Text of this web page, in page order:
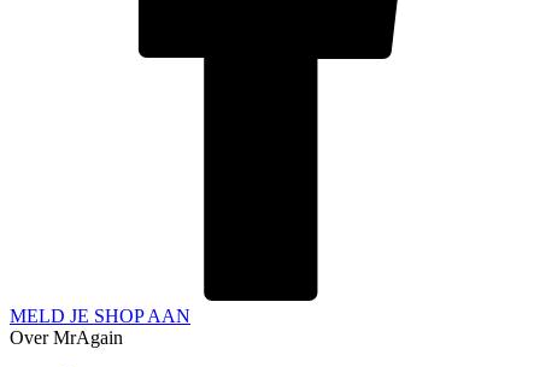
MELD JE SHOP AAN
Over MrAgain